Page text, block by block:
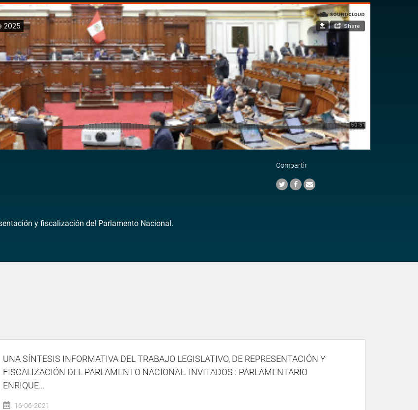
Compartir
y fiscalización del Parlamento Nacional.
UNA SÍNTESIS INFORMATIVA DEL TRABAJO LEGISLATIVO, DE REPRESENTACIÓN Y
FISCALIZACIÓN DEL PARLAMENTO NACIONAL. INVITADOS : PARLAMENTARIO
ENRIQUE...
16-06-2021